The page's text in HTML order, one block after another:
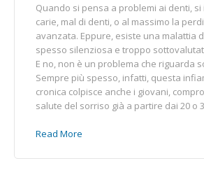
Quando si pensa a problemi ai denti, si
carie, mal di denti, o al massimo la
avanzata. Eppure, esiste una malattia
spesso silenziosa e troppo
E no, non è un problema che riguarda
Sempre più spesso, infatti, questa
cronica colpisce anche i giovani,
salute del sorriso già a partire dai 20 o
Read More